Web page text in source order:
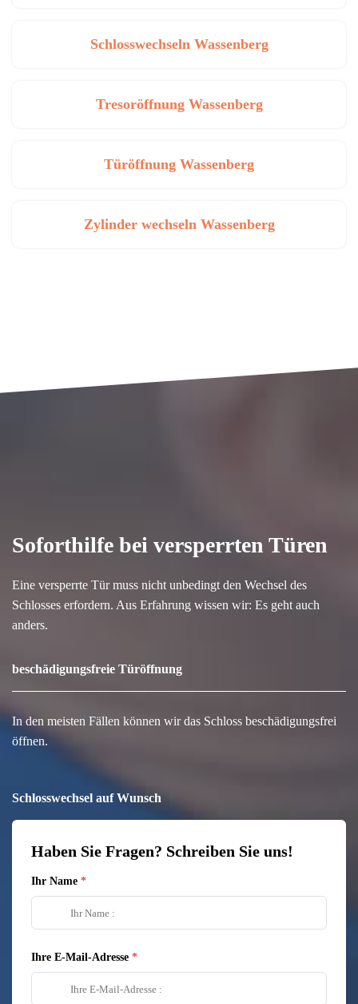
Schlosswechseln Wassenberg
Tresoröffnung Wassenberg
Türöffnung Wassenberg
Zylinder wechseln Wassenberg
Soforthilfe bei versperrten Türen
Eine versperrte Tür muss nicht unbedingt den Wechsel des
Schlosses erfordern. Aus Erfahrung wissen wir: Es geht auch
anders.
beschädigungsfreie Türöffnung
In den meisten Fällen können wir das Schloss beschädigungsfrei
öffnen.
Schlosswechsel auf Wunsch
Haben Sie Fragen? Schreiben Sie uns!
Ihr Name
Ihre E-Mail-Adresse